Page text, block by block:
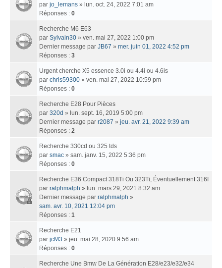
par jo_lemans » lun. oct. 24, 2022 7:01 am
Réponses : 0
Recherche M6 E63
par Sylvain30 » ven. mai 27, 2022 1:00 pm
Dernier message par JB67 » mer. juin 01, 2022 4:52 pm
Réponses : 3
Urgent cherche X5 essence 3.0i ou 4.4i ou 4.6is
par chris59300 » ven. mai 27, 2022 10:59 pm
Réponses : 0
Recherche E28 Pour Pièces
par 320d » lun. sept. 16, 2019 5:00 pm
Dernier message par r2087 » jeu. avr. 21, 2022 9:39 am
Réponses : 2
Recherche 330cd ou 325 tds
par smac » sam. janv. 15, 2022 5:36 pm
Réponses : 0
Recherche E36 Compact 318Ti Ou 323Ti, Éventuellement 316I
par ralphmalph » lun. mars 29, 2021 8:32 am
Dernier message par ralphmalph »
sam. avr. 10, 2021 12:04 pm
Réponses : 1
Recherche E21
par jcM3 » jeu. mai 28, 2020 9:56 am
Réponses : 0
Recherche Une Bmw De La Génération E28/e23/e32/e34